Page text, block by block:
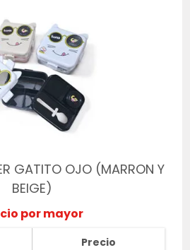
GATITO OJO (MARRON Y
BEIGE)
por mayor
Precio